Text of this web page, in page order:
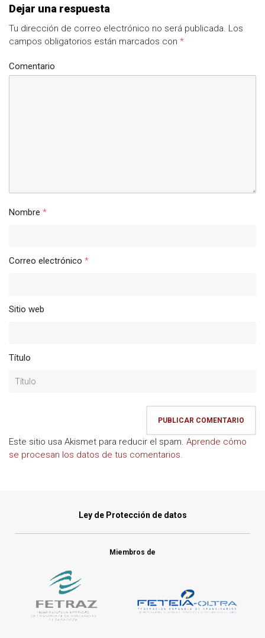
Dejar una respuesta
Tu dirección de correo electrónico no será publicada. Los
campos obligatorios están marcados con *
Comentario
Nombre *
Correo electrónico *
Sitio web
Título
Este sitio usa Akismet para reducir el spam. Aprende cómo
se procesan los datos de tus comentarios.
Ley de Protección de datos
Miembros de